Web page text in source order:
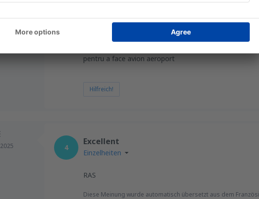
5
Einzelheiten
Este bun loc de asteptare al Domnului Isus este
pentru a face avion aeroport
Hilfreich!
4
Excellent
Einzelheiten
RAS
Diese Meinung wurde automatisch übersetzt aus dem